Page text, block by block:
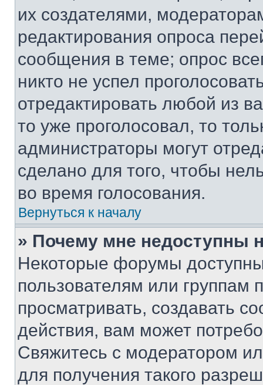
их создателями,
редактирования опроса
сообщения в теме; опрос
никто не успел
отредактировать любой из
то уже проголосовал, то
администраторы могут
сделано для того, чтобы
во время голосования.
Вернуться к началу
» Почему мне недоступны
Некоторые форумы
пользователям или группам
просматривать, создавать
действия, вам может
Свяжитесь с модератором
для получения такого